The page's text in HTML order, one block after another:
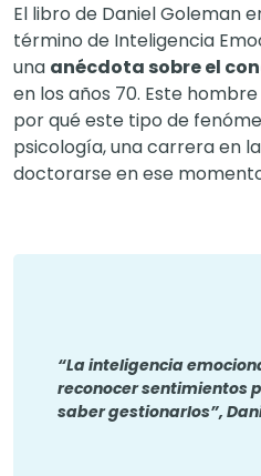
El libro de Daniel Goleman
término de Inteligencia
una anécdota sobre el
en los años 70. Este
por qué este tipo de
psicología, una carrera en
doctorarse en ese
“La inteligencia
reconocer sentimientos
saber gestionarlos”,